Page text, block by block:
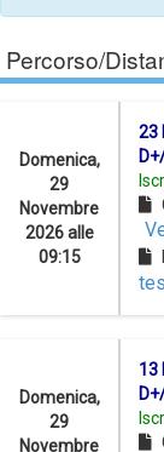
Percorso/
Domenica,
29
Novembre
2026 alle
09:15
23
Domenica,
29
Novembre
13